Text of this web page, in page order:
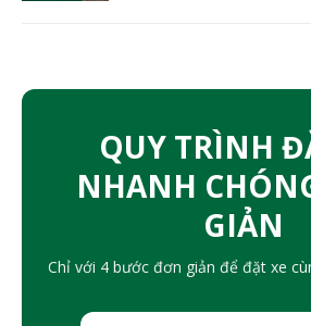
QUY TRÌNH
NHANH
GIẢN
Chỉ với 4 bước đơn giản để đặt xe